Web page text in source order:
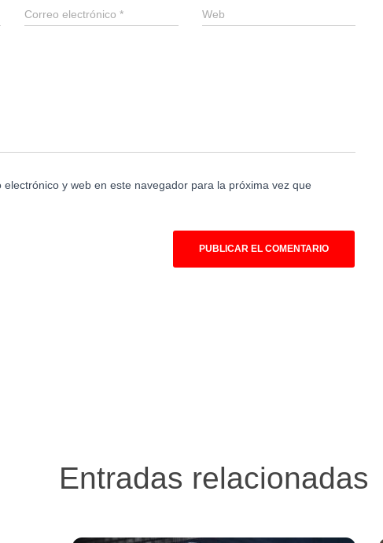
Correo electrónico* Web
y web en este navegador para la próxima vez que
Entradas relacionadas